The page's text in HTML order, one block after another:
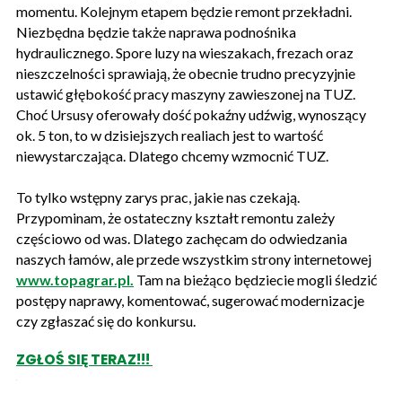
momentu. Kolejnym etapem będzie remont przekładni.
Niezbędna będzie także naprawa podnośnika
hydraulicznego. Spore luzy na wieszakach, frezach oraz
nieszczelności sprawiają, że obecnie trudno precyzyjnie
ustawić głębokość pracy maszyny zawieszonej na TUZ.
Choć Ursusy oferowały dość pokaźny udźwig, wynoszący
ok. 5 ton, to w dzisiejszych realiach jest to wartość
niewystarczająca. Dlatego chcemy wzmocnić TUZ.
To tylko wstępny zarys prac, jakie nas czekają.
Przypominam, że ostateczny kształt remontu zależy
częściowo od was. Dlatego zachęcam do odwiedzania
naszych łamów, ale przede wszystkim strony internetowej
www.topagrar.pl. Tam na bieżąco będziecie mogli śledzić
postępy naprawy, komentować, sugerować modernizacje
czy zgłaszać się do konkursu.
ZGŁOŚ SIĘ TERAZ!!!